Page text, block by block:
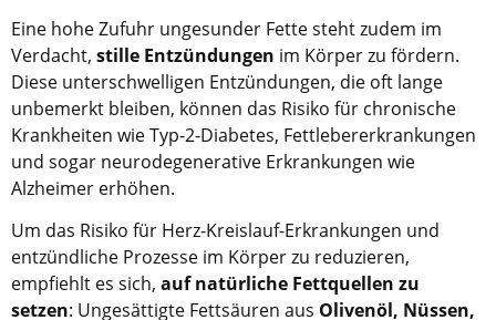
Eine hohe Zufuhr ungesunder Fette steht zudem im
Verdacht, stille Entzündungen im Körper zu fördern.
Diese unterschwelligen Entzündungen, die oft lange
unbemerkt bleiben, können das Risiko für chronische
Krankheiten wie Typ-2-Diabetes, Fettlebererkrankungen
und sogar neurodegenerative Erkrankungen wie
Alzheimer erhöhen.
Um das Risiko für Herz-Kreislauf-Erkrankungen und
entzündliche Prozesse im Körper zu reduzieren,
empfiehlt es sich, auf natürliche Fettquellen zu
setzen: Ungesättigte Fettsäuren aus Olivenöl, Nüssen,